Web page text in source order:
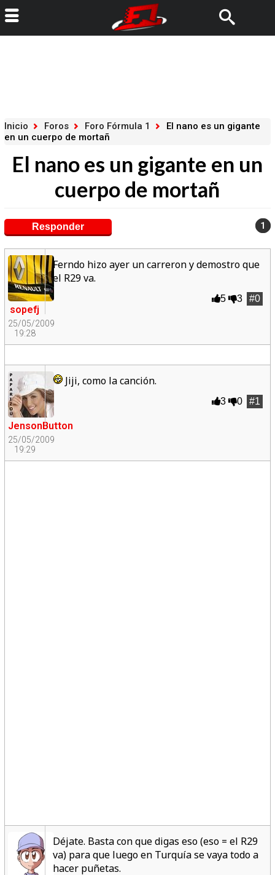
Inicio Foros Foro Fórmula 1
El nano es un gigante
en un cuerpo de mortañ
El nano es un gigante en un
cuerpo de mortañ
Responder 1
sopefj
25/05/2009
19:28
Ferndo hizo ayer un carreron y demostro que
el R29 va.
#0
5 3
JensonButton
25/05/2009
19:29
Jiji, como la canción.
#1
3 0
Déjate. Basta con que digas eso (eso = el R29
va) para que luego en Turquía se vaya todo a
hacer puñetas.